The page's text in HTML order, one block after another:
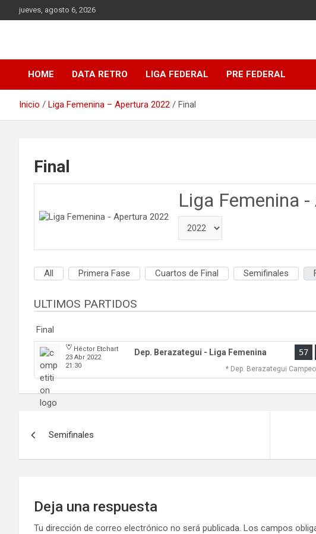
Saltar
al
jueves, agosto 6, 2026
DATA Basquet
HOME DATA RETRO LIGA FEDERAL PRE FEDERAL
Inicio Liga Femenina – Apertura 2022 Final
Final
Liga Femenina
All Primera Fase Cuartos de Final Semifinales
ULTIMOS PARTIDOS
Final
Héctor Etchart
23 Abr 2022
21:30
Dep. Berazategui - Liga Femenina 57
* Dep. Berazategui
Semifinales
Deja una respuesta
Tu dirección de correo electrónico no será publicada. Los campos